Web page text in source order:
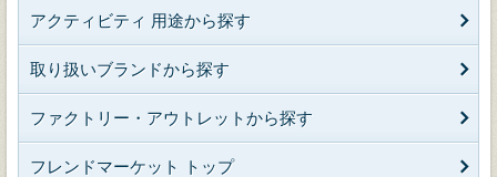
アクティビティ 用途から探す
取り扱いブランドから探す
ファクトリー・アウトレットから探す
フレンドマーケット トップ